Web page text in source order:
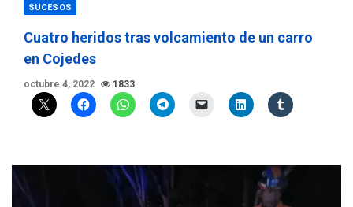
SUCESOS
Cuatro heridos tras volcamiento de un carro
en Cojedes
octubre 4, 2022 1833